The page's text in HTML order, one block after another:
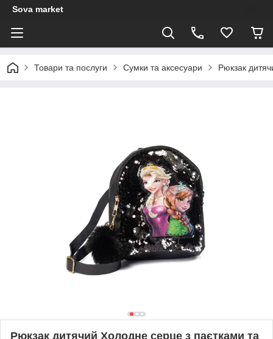
Sova market
Товари та послуги Сумки та аксесуари Рюкзак
Рюкзак дитячий Холодне серце з паєтками та